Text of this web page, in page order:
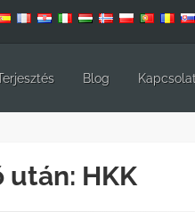
Blog
után: HKK